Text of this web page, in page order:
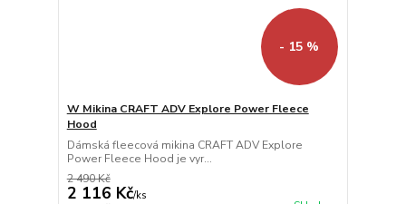
- 15 %
W Mikina CRAFT ADV Explore Power Fleece
Hood
Dámská fleecová mikina CRAFT ADV Explore
Power Fleece Hood je vyr...
2 490 Kč
2 116 Kč/ks